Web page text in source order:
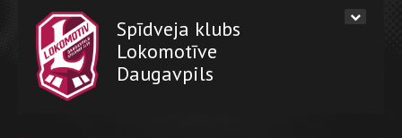
Spīdveja klubs
Lokomotīve
Daugavpils